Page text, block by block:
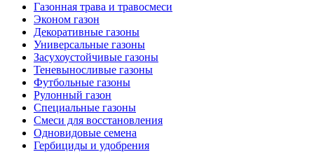
Газонная трава и травосмеси
Эконом газон
Декоративные газоны
Универсальные газоны
Засухоустойчивые газоны
Теневыносливые газоны
Футбольные газоны
Рулонный газон
Специальные газоны
Смеси для восстановления
Одновидовые семена
Гербициды и удобрения